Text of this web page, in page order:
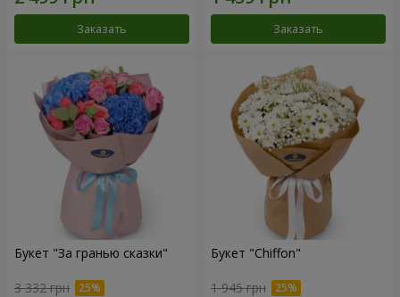
Заказать Заказать
Букет "За гранью сказки"
3 332 грн
Букет "Chiffon"
1 945 грн